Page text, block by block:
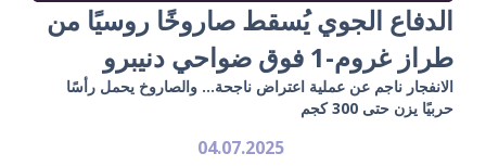
الدفاع الجوي يُسقط صاروخًا روسيًا من
طراز غروم-1 فوق ضواحي دنيبرو
الانفجار ناجم عن عملية اعتراض ناجحة… والصاروخ يحمل رأسًا
حربيًا يزن حتى 300 كجم
04.07.2025